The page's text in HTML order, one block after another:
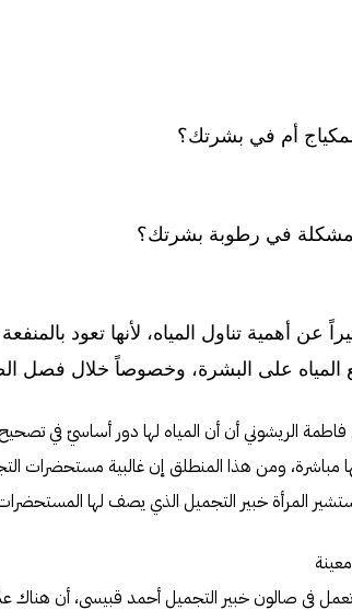
أم في بشرتك؟
في رطوبة بشرتك؟
عن أهمية تناول المياه، لأنها تعود
المياه على البشرة، وخصوصاً خلال فصل
الريشوني أن أن المياه لها دور أساسيّ في
مباشرة، ومن هذا المنطلق إن غالبية مستحضرات
المرأة خبير التجميل الذي يصف لها المستحضرات
تعمل في صالون خبير التجميل أحمد قبيسي، أن